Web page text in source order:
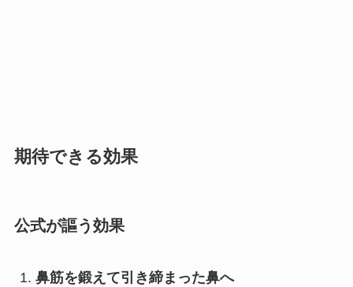
期待できる効果
公式が謳う効果
鼻筋を鍛えて引き締まった鼻へ